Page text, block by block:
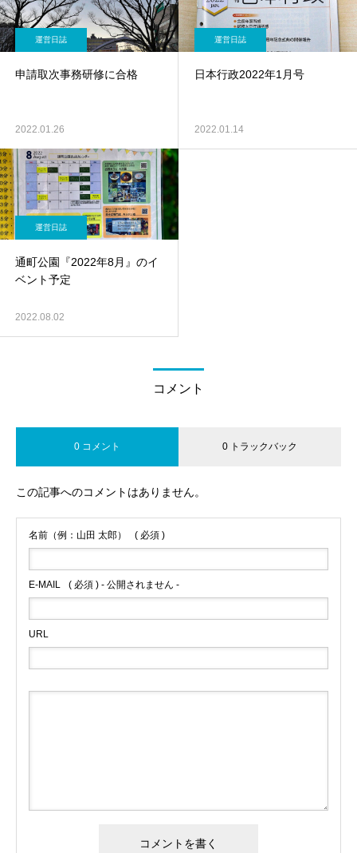
運営日誌
申請取次事務研修に合格
2022.01.26
運営日誌
日本行政2022年1月号
2022.01.14
運営日誌
通町公園『2022年8月』のイ
ベント予定
2022.08.02
コメント
0 コメント 0 トラックバック
この記事へのコメントはありません。
名前（例：山田 太郎） ( 必須 )
E-MAIL ( 必須 ) - 公開されません -
URL